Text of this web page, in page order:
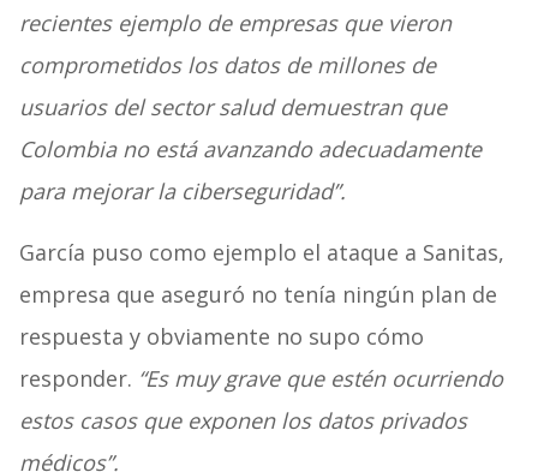
recientes ejemplo de empresas que vieron
comprometidos los datos de millones de
usuarios del sector salud demuestran que
Colombia no está avanzando adecuadamente
para mejorar la ciberseguridad”.
García puso como ejemplo el ataque a Sanitas,
empresa que aseguró no tenía ningún plan de
respuesta y obviamente no supo cómo
responder. “Es muy grave que estén ocurriendo
estos casos que exponen los datos privados
médicos”.